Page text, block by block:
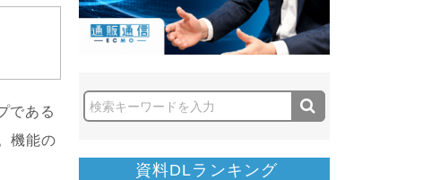
である
機能の
資料DLランキング